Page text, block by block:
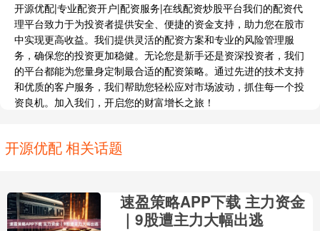
开源优配|专业配资开户|配资服务|在线配资炒股平台我们的配资代
理平台致力于为投资者提供安全、便捷的资金支持，助力您在股市
中实现更高收益。我们提供灵活的配资方案和专业的风险管理服
务，确保您的投资更加稳健。无论您是新手还是资深投资者，我们
的平台都能为您量身定制最合适的配资策略。通过先进的技术支持
和优质的客户服务，我们帮助您轻松应对市场波动，抓住每一个投
资良机。加入我们，开启您的财富增长之旅！
开源优配 相关话题
速盈策略APP下载 主力资金
｜9股遭主力大幅出逃